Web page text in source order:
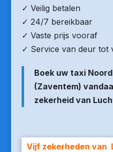
✓ Veilig betalen
✓ 24/7 bereikbaar
✓ Vaste prijs vooraf
✓ Service van deur tot
Boek uw taxi
(Zaventem)
zekerheid van
Vijf zekerheden van